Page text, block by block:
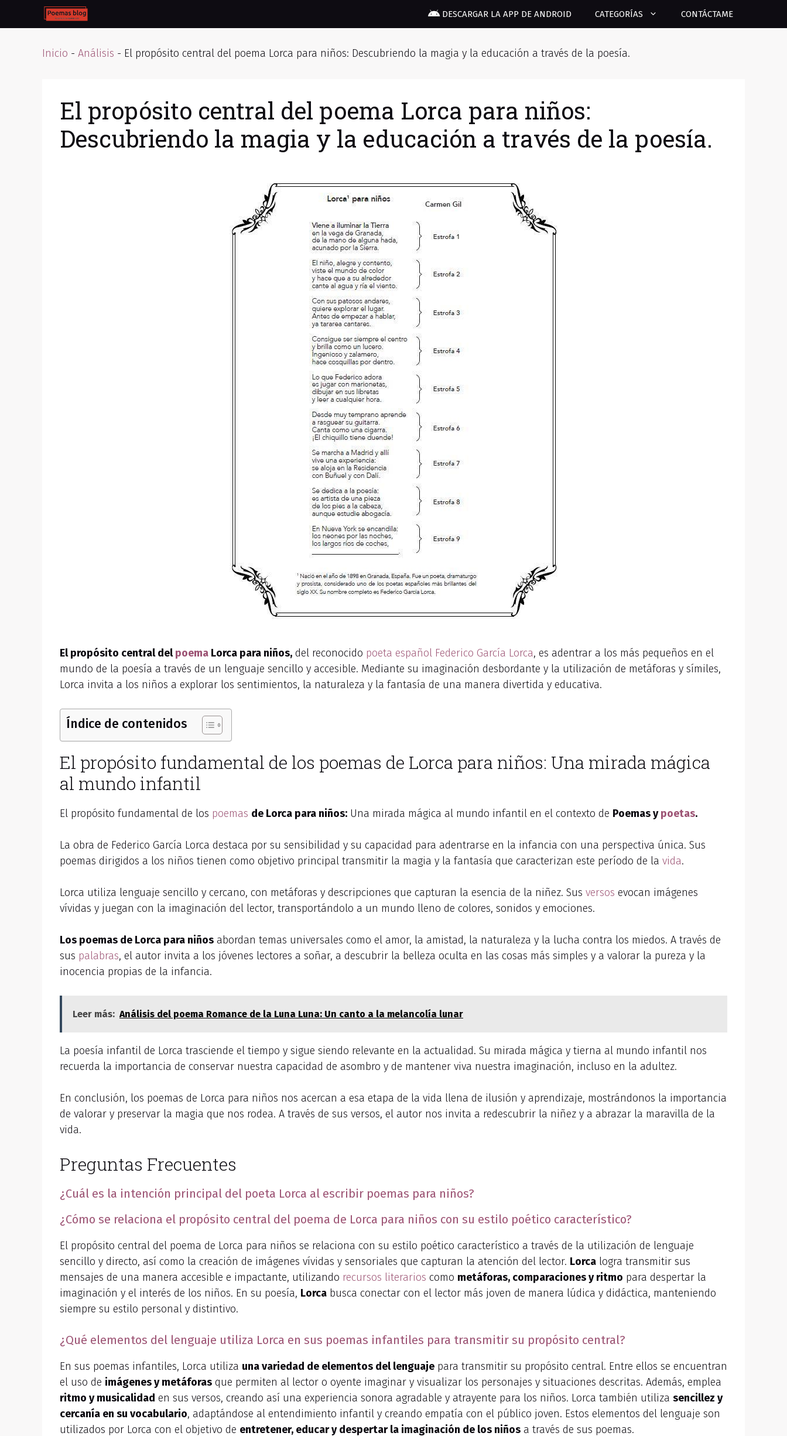
DESCARGAR LA APP DE ANDROID CATEGORÍAS CONTÁCTAME
Inicio - Análisis - El propósito central del poema Lorca para niños: Descubriendo la magia y la educación a través de la poesía.
El propósito central del poema Lorca para niños:
Descubriendo la magia y la educación a través de la poesía.
El propósito central delpoema Lorca para niños, del reconocido poeta español Federico García Lorca, es adentrar a los más pequeños en el
mundo de la poesía a través de un lenguaje sencillo y accesible. Mediante su imaginación desbordante y la utilización de metáforas y símiles,
Lorca invita a los niños a explorar los sentimientos, la naturaleza y la fantasía de una manera divertida y educativa.
Índice de contenidos
El propósito fundamental de los poemas de Lorca para niños: Una mirada mágica
al mundo infantil
El propósito fundamental de los poemas de Lorca para niños: Una mirada mágica al mundo infantil en el contexto de Poemas ypoetas.
La obra de Federico García Lorca destaca por su sensibilidad y su capacidad para adentrarse en la infancia con una perspectiva única. Sus
poemas dirigidos a los niños tienen como objetivo principal transmitir la magia y la fantasía que caracterizan este período de la vida.
Lorca utiliza lenguaje sencillo y cercano, con metáforas y descripciones que capturan la esencia de la niñez. Sus versos evocan imágenes
vívidas y juegan con la imaginación del lector, transportándolo a un mundo lleno de colores, sonidos y emociones.
Los poemas de Lorca para niños abordan temas universales como el amor, la amistad, la naturaleza y la lucha contra los miedos. A través de
sus palabras, el autor invita a los jóvenes lectores a soñar, a descubrir la belleza oculta en las cosas más simples y a valorar la pureza y la
inocencia propias de la infancia.
Leer más: Análisis del poema Romance de la Luna Luna: Un canto a la melancolía lunar
La poesía infantil de Lorca trasciende el tiempo y sigue siendo relevante en la actualidad. Su mirada mágica y tierna al mundo infantil nos
recuerda la importancia de conservar nuestra capacidad de asombro y de mantener viva nuestra imaginación, incluso en la adultez.
En conclusión, los poemas de Lorca para niños nos acercan a esa etapa de la vida llena de ilusión y aprendizaje, mostrándonos la importancia
de valorar y preservar la magia que nos rodea. A través de sus versos, el autor nos invita a redescubrir la niñez y a abrazar la maravilla de la
vida.
Preguntas Frecuentes
¿Cuál es la intención principal del poeta Lorca al escribir poemas para niños?
¿Cómo se relaciona el propósito central del poema de Lorca para niños con su estilo poético característico?
El propósito central del poema de Lorca para niños se relaciona con su estilo poético característico a través de la utilización de lenguaje
sencillo y directo, así como la creación de imágenes vívidas y sensoriales que capturan la atención del lector. Lorca logra transmitir sus
mensajes de una manera accesible e impactante, utilizando recursos literarios como metáforas, comparaciones y ritmo para despertar la
imaginación y el interés de los niños. En su poesía, Lorca busca conectar con el lector más joven de manera lúdica y didáctica, manteniendo
siempre su estilo personal y distintivo.
¿Qué elementos del lenguaje utiliza Lorca en sus poemas infantiles para transmitir su propósito central?
En sus poemas infantiles, Lorca utiliza una variedad de elementos del lenguaje para transmitir su propósito central. Entre ellos se encuentran
el uso de imágenes y metáforas que permiten al lector o oyente imaginar y visualizar los personajes y situaciones descritas. Además, emplea
ritmo y musicalidad en sus versos, creando así una experiencia sonora agradable y atrayente para los niños. Lorca también utiliza sencillez y
cercanía en su vocabulario, adaptándose al entendimiento infantil y creando empatía con el público joven. Estos elementos del lenguaje son
utilizados por Lorca con el objetivo de entretener, educar y despertar la imaginación de los niños a través de sus poemas.